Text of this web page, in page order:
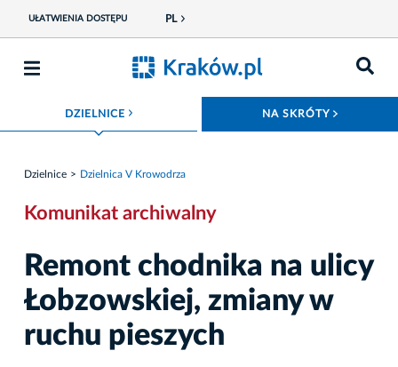
UŁATWIENIA DOSTĘPU PL
DZIELNICE ROZWIŃ MENU NA SKRÓTY
Dzielnice Dzielnica V Krowodrza
Komunikat archiwalny
Remont chodnika na ulicy
Łobzowskiej, zmiany w
ruchu pieszych